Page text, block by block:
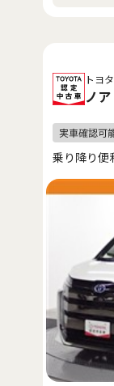
トヨタ
ノ
乗り降り便